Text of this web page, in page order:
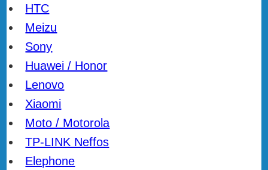
HTC
Meizu
Sony
Huawei / Honor
Lenovo
Xiaomi
Moto / Motorola
TP-LINK Neffos
Elephone